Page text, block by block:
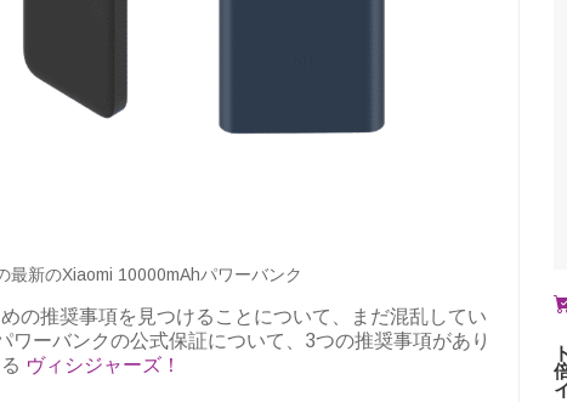
最新のXiaomi 10000mAhパワーバンク
の推奨事項を見つけることについて、まだ混乱してい
ワーバンクの公式保証について、3つの推奨事項があり
ヴィシジャーズ！